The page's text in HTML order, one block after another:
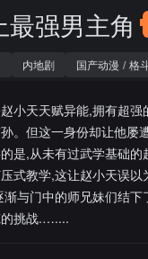
最强男主角
内地剧 国产动漫 / 格
小天天赋异能,拥有超
。但这一身份却让他屡
是,从未有过武学基础
式教学,这让赵小天误
渐与门中的师兄妹们结
挑战.…....